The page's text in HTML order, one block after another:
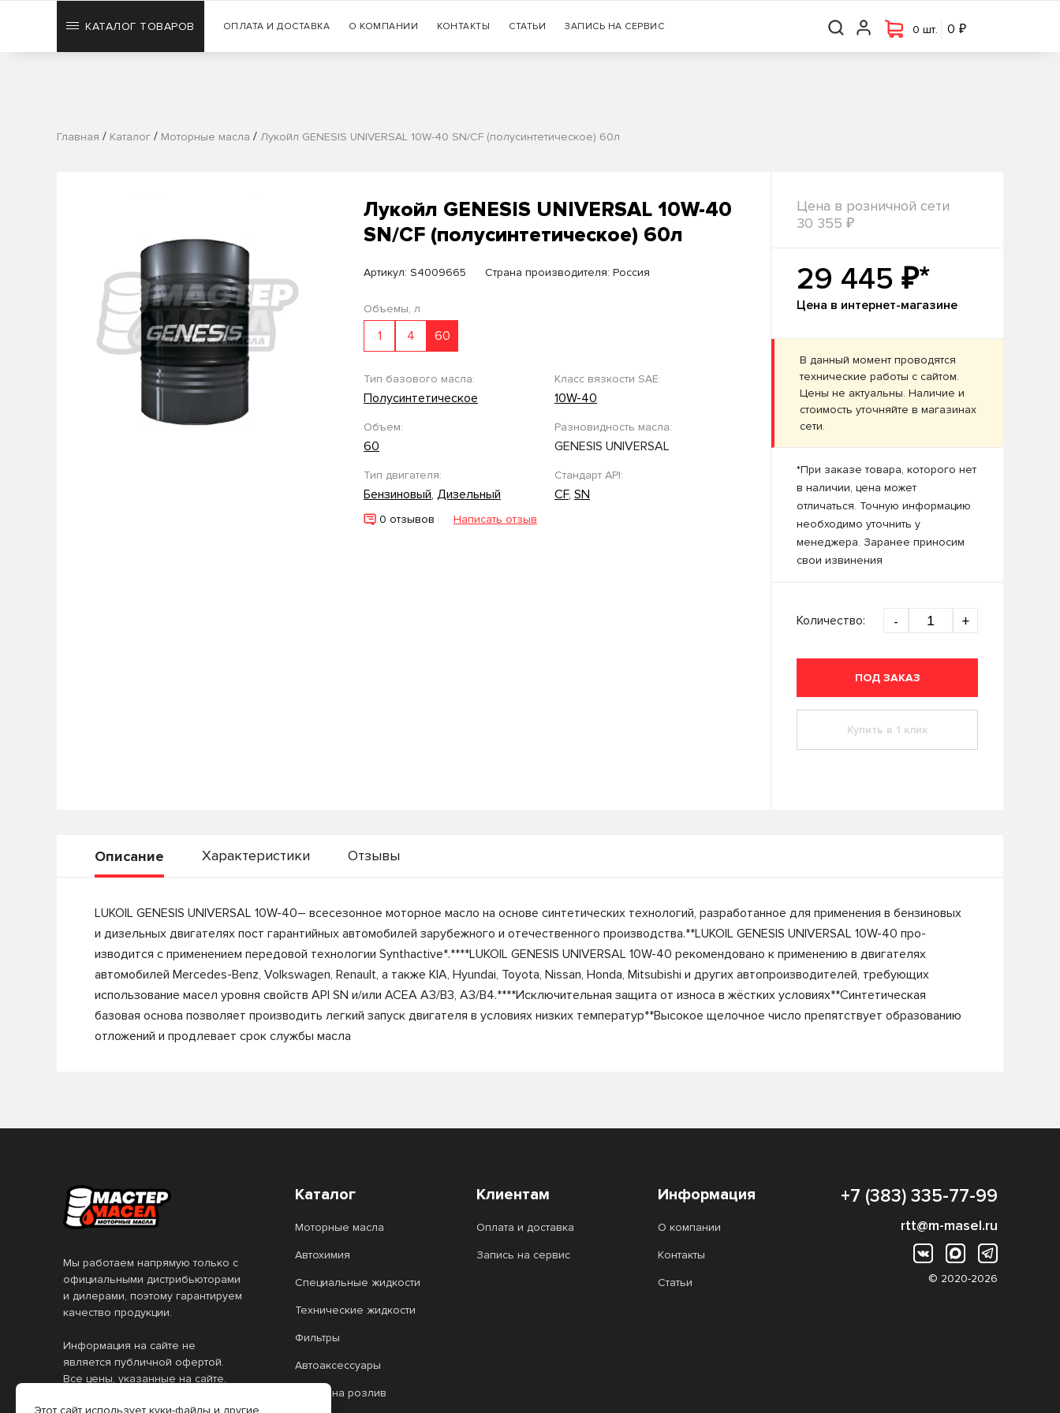
Гарантия
+7 (383) 335-77-99 0 шт. 0
КАТАЛОГ ТОВАРОВ ОПЛАТА И ДОСТАВКА О КОМПАНИИ КОНТАКТЫ СТАТЬИ ЗАПИСЬ НА СЕРВИС 0 шт. 0 ₽
Главная / Каталог / Моторные масла / Лукойл GENESIS UNIVERSAL 10W-40 SN/CF (полусинтетическое) 60л
Лукойл GENESIS UNIVERSAL 10W-40
SN/CF (полусинтетическое) 60л
Артикул: S4009665 Страна производителя: Россия
Объемы, л
1 4 60
Тип базового масла:
Полусинтетическое
Класс вязкости SAE:
10W-40
Объем:
60
Разновидность масла:
GENESIS UNIVERSAL
Тип двигателя:
Бензиновый, Дизельный
Стандарт API:
CF, SN
0 отзывов Написать отзыв
Цена в розничной сети
30 355 ₽
29 445 ₽*
Цена в интернет-магазине
В данный момент проводятся
технические работы с сайтом.
Цены не актуальны. Наличие и
стоимость уточняйте в магазинах
сети.
*При заказе товара, которого нет
в наличии, цена может
отличаться. Точную информацию
необходимо уточнить у
менеджера. Заранее приносим
свои извинения
Количество: - +
ПОД ЗАКАЗ
Купить в 1 клик
Описание Характеристики Отзывы
LUKOIL GENESIS UNIVERSAL 10W-40– всесезонное моторное масло на основе синтетических технологий, разработанное для применения в бензиновых
и дизельных двигателях пост гарантийных автомобилей зарубежного и отечественного производства.**LUKOIL GENESIS UNIVERSAL 10W-40 про-
изводится с применением передовой технологии Synthactive*.****LUKOIL GENESIS UNIVERSAL 10W-40 рекомендовано к применению в двигателях
автомобилей Mercedes-Benz, Volkswagen, Renault, а также KIA, Hyundai, Toyota, Nissan, Honda, Mitsubishi и других автопроизводителей, требующих
использование масел уровня свойств API SN и/или ACEA A3/B3, A3/B4.****Исключительная защита от износа в жёстких условиях**Синтетическая
базовая основа позволяет производить легкий запуск двигателя в условиях низких температур**Высокое щелочное число препятствует образованию
отложений и продлевает срок службы масла
Мы работаем напрямую только с
официальными дистрибьюторами
и дилерами, поэтому гарантируем
качество продукции.
Информация на сайте не
является публичной офертой.
Все цены, указанные на сайте,
Каталог
Моторные масла
Автохимия
Специальные жидкости
Технические жидкости
Фильтры
Автоаксессуары
Масло на розлив
Клиентам
Оплата и доставка
Запись на сервис
Информация
О компании
Контакты
Статьи
+7 (383) 335-77-99
rtt@m-masel.ru
© 2020-2026
Этот сайт использует куки-файлы и другие